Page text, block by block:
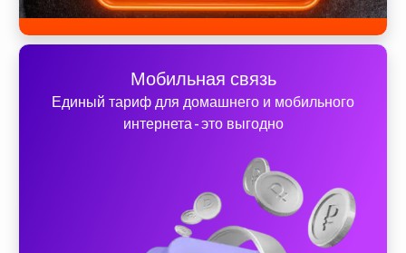
Мобильная связь
Единый тариф для домашнего и мобильного
интернета - это выгодно